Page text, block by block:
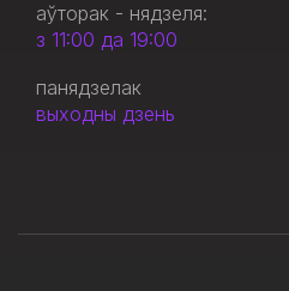
аўторак - нядзеля:
з 11:00 да 19:00
панядзелак
выходны дзень